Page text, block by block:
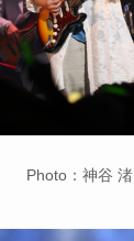
Photo：神谷 渚